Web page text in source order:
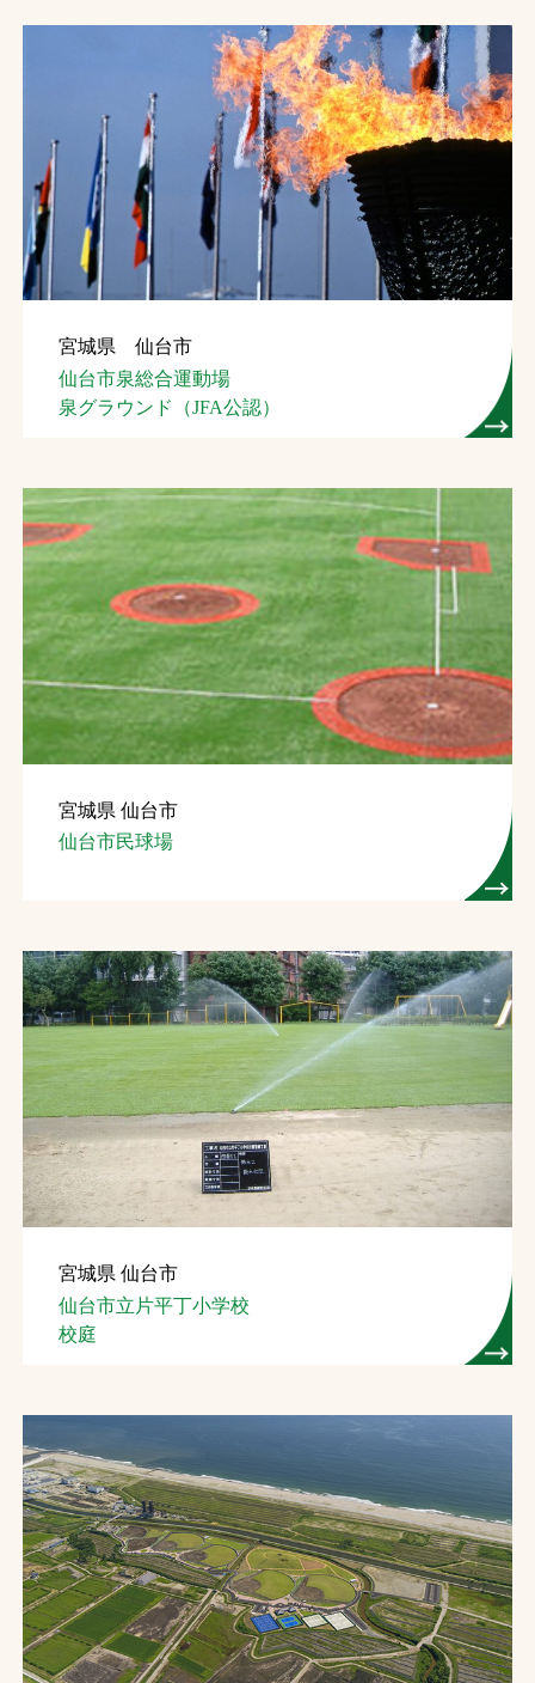
宮城県 仙台市
仙台市泉総合運動場
泉グラウンド（JFA公認）
宮城県 仙台市
仙台市民球場
宮城県 仙台市
仙台市立片平丁小学校
校庭